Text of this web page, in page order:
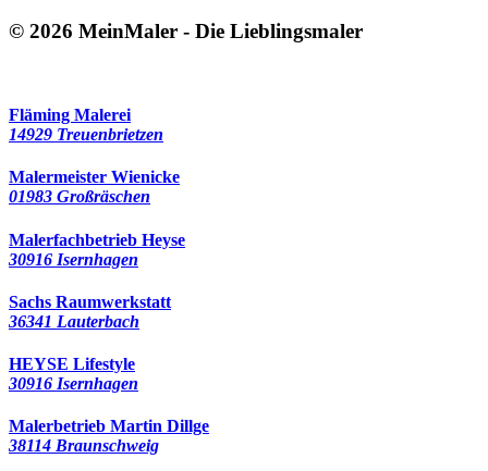
© 2026 MeinMaler - Die Lieblingsmaler
Fläming Malerei
14929 Treuenbrietzen
Malermeister Wienicke
01983 Großräschen
Malerfachbetrieb Heyse
30916 Isernhagen
Sachs Raumwerkstatt
36341 Lauterbach
HEYSE Lifestyle
30916 Isernhagen
Malerbetrieb Martin Dillge
38114 Braunschweig